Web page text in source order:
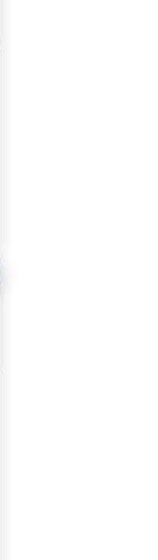
do ulubionych